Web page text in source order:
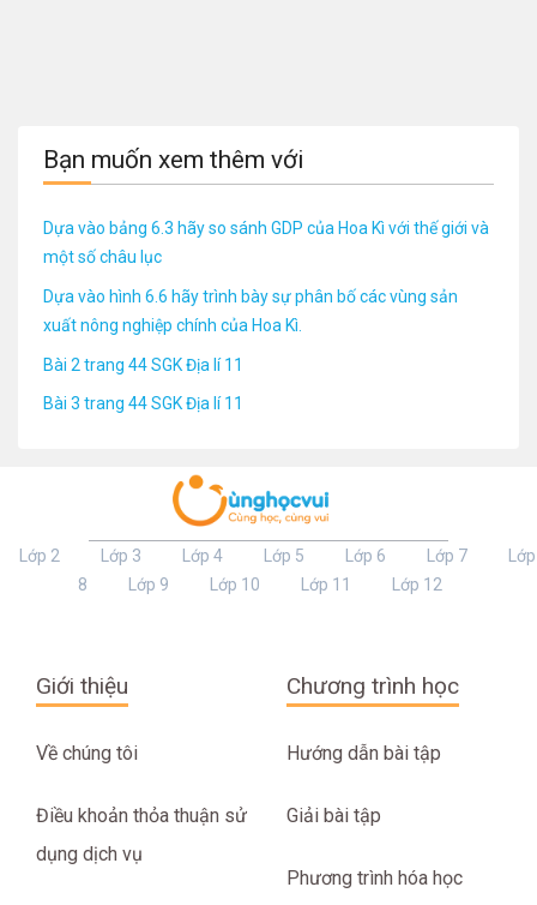
Bạn muốn xem thêm với
Dựa vào bảng 6.3 hãy so sánh GDP của Hoa Kì với thế giới và
một số châu lục
Dựa vào hình 6.6 hãy trình bày sự phân bố các vùng sản
xuất nông nghiệp chính của Hoa Kì.
Bài 2 trang 44 SGK Địa lí 11
Bài 3 trang 44 SGK Địa lí 11
Lớp 2 Lớp 3 Lớp 4 Lớp 5 Lớp 6 Lớp 7
Lớp
8
Lớp 9 Lớp 10 Lớp 11 Lớp 12
Giới thiệu
Về chúng tôi
Điều khoản thỏa thuận sử
dụng dịch vụ
Chương trình học
Hướng dẫn bài tập
Giải bài tập
Phương trình hóa học